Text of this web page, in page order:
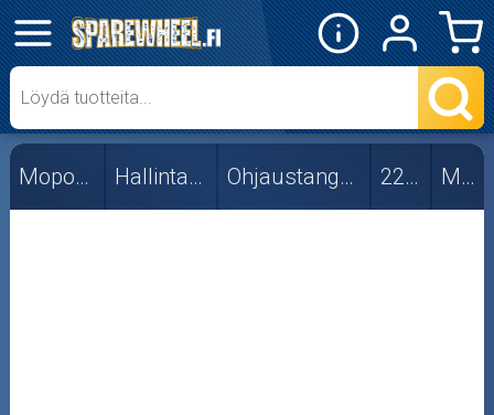
✕
Mopon osat
Muut
ProTaper
Mopon osat Hallintalaitteet Ohjaustangot ja osat 22mm Muut